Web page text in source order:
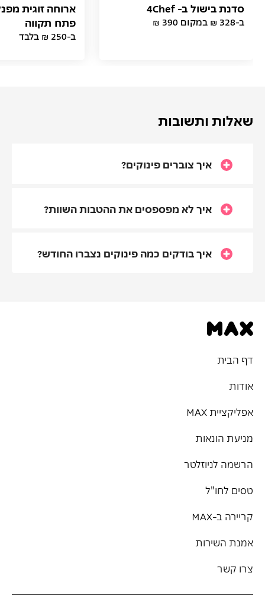
סדנת בישול ב- 4Chef
ב-328 ₪ במקום 390 ₪
ארוחה זוגית
פתח תקווה
ב-250 ₪ בלבד
שאלות ותשובות
איך צוברים פינוקים?
איך לא מפספסים את ההטבות השוות?
איך בודקים כמה פינוקים נצברו החודש?
דף הבית
אודות
אפליקציית MAX
מניעת הונאות
הרשמה לניוזלטר
טסים לחו"ל
קריירה ב-MAX
אמנת השירות
צרו קשר